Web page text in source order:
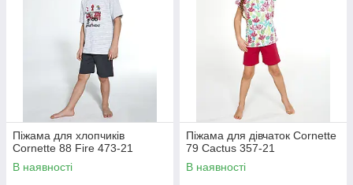
Піжама для хлопчиків
Cornette 88 Fire 473-21
В наявності
Піжама для дівчаток Cornette
79 Cactus 357-21
В наявності